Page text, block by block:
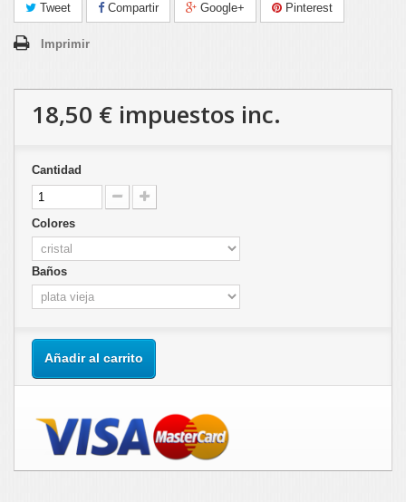
Tweet Compartir Google+ Pinterest
Imprimir
18,50 € impuestos inc.
Cantidad
Colores
Baños
Añadir al carrito